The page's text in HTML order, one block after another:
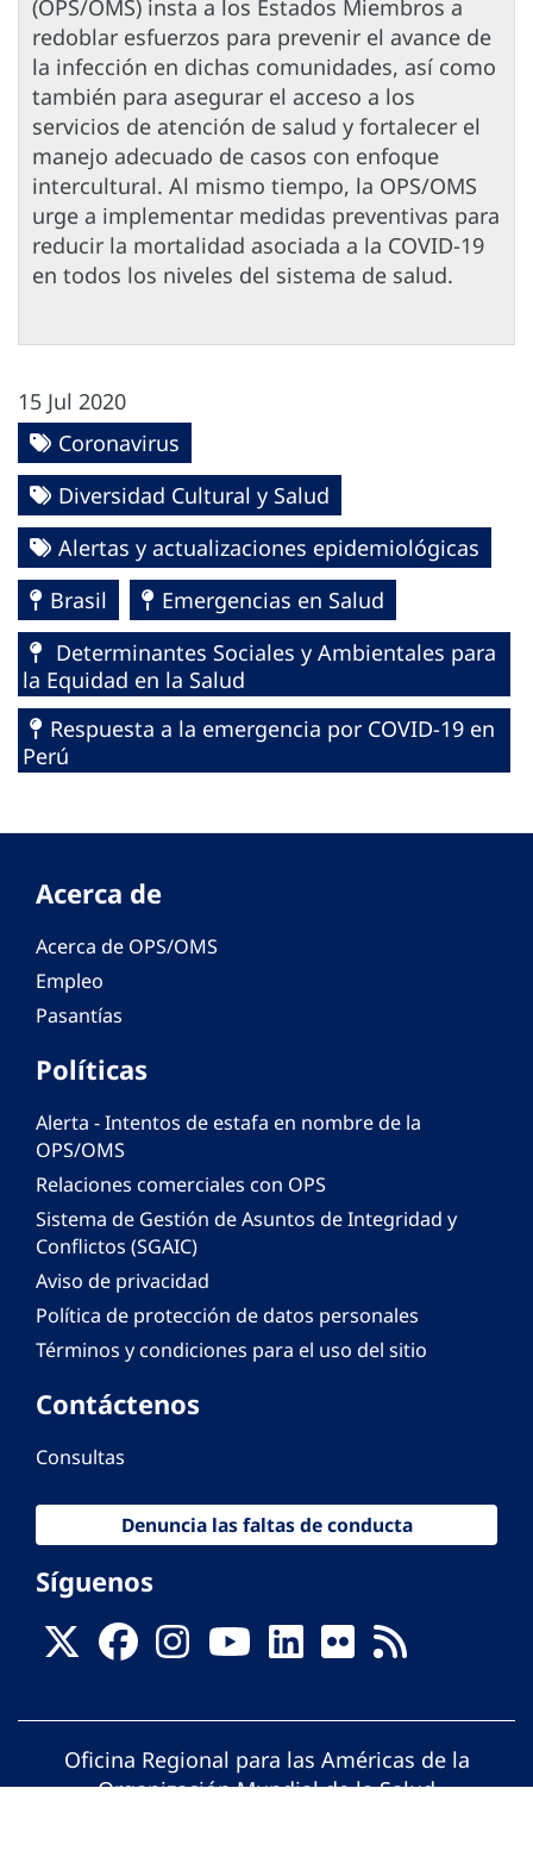
(OPS/OMS) insta a los Estados Miembros a
redoblar esfuerzos para prevenir el avance de
la infección en dichas comunidades, así como
también para asegurar el acceso a los
servicios de atención de salud y fortalecer el
manejo adecuado de casos con enfoque
intercultural. Al mismo tiempo, la OPS/OMS
urge a implementar medidas preventivas para
reducir la mortalidad asociada a la COVID-19
en todos los niveles del sistema de salud.
15 Jul 2020
Coronavirus
Diversidad Cultural y Salud
Alertas y actualizaciones epidemiológicas
Brasil
Emergencias en Salud
Determinantes Sociales y Ambientales para
la Equidad en la Salud
Respuesta a la emergencia por COVID-19 en
Perú
Acerca de
Acerca de OPS/OMS
Empleo
Pasantías
Políticas
Alerta - Intentos de estafa en nombre de la
OPS/OMS
Relaciones comerciales con OPS
Sistema de Gestión de Asuntos de Integridad y
Conflictos (SGAIC)
Aviso de privacidad
Política de protección de datos personales
Términos y condiciones para el uso del sitio
Contáctenos
Consultas
Denuncia las faltas de conducta
Síguenos
Oficina Regional para las Américas de la
Organización Mundial de la Salud